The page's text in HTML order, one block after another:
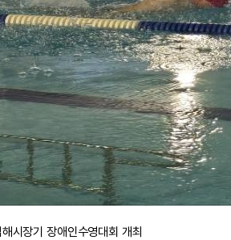
시장기 장애인수영대회 개최